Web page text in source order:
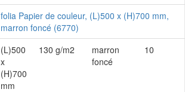
folia Papier de couleur, (L)500 x (H)700 mm,
marron foncé (6770)
(L)500
x
(H)700
mm
130 g/m2
marron
foncé
10